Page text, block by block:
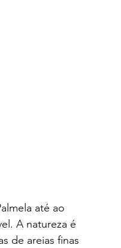
até ao
A natureza é
de areias finas